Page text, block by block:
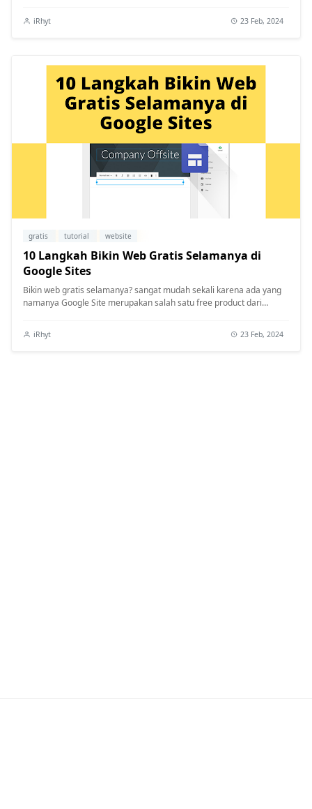
iRhyt 23 Feb, 2024
gratis tutorial website
10 Langkah Bikin Web Gratis Selamanya di
Google Sites
Bikin web gratis selamanya? sangat mudah sekali karena ada yang
namanya Google Site merupakan salah satu free product dari
iRhyt 23 Feb, 2024